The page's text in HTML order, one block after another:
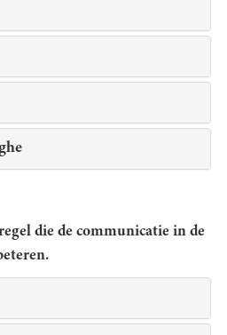
die de communicatie in de